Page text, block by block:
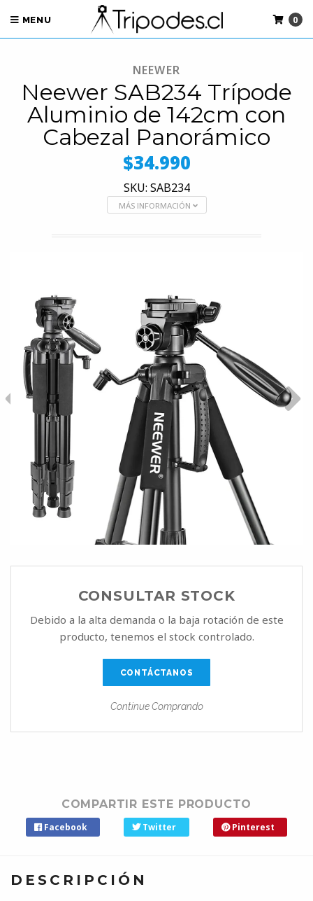
MENU 0
NEEWER
Neewer SAB234 Trípode
Aluminio de 142cm con
Cabezal Panorámico
$34.990
SKU: SAB234
MÁS INFORMACIÓN
CONSULTAR STOCK
Debido a la alta demanda o la baja rotación de este
producto, tenemos el stock controlado.
CONTÁCTANOS
Continue Comprando
COMPARTIR ESTE PRODUCTO
Facebook Twitter Pinterest
DESCRIPCIÓN